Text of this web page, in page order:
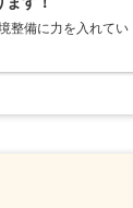
整備に力を入れてい